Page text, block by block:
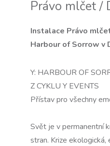
Právo mlčet /
Instalace Právo
Harbour of Sorrow v
Y: HARBOUR OF
Z CYKLU Y EVENTS
Přístav pro všechny
Svět je v permanentní
stran. Krize ekologická,